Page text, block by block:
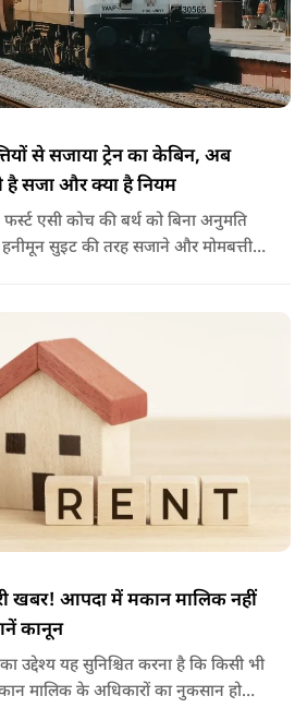
से सजाया ट्रेन का केबिन, अब
है सजा और क्या है नियम
सुइट की तरह सजाने और मोमबत्ती
खबर! आपदा में मकान मालिक नहीं
कानून
उद्देश्य यह सुनिश्चित करना है कि किसी भी
मालिक के अधिकारों का नुकसान हो